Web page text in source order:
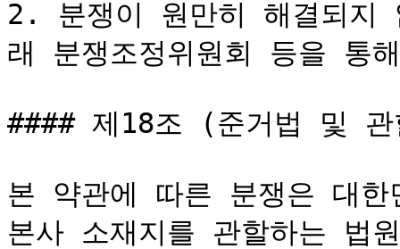
2. 분쟁이 원만히 해결되지
래 분쟁조정위원회 등을 통
#### 제18조 (준거법 및
본 약관에 따른 분쟁은 대
본사 소재지를 관할하는 법